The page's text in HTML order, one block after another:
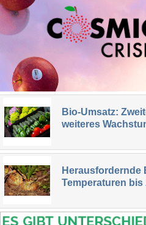
Bio-Umsatz:
weiteres
Herausfordernde
Temperaturen bis